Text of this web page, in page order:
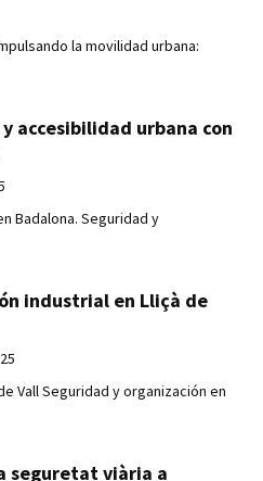
la movilidad urbana:
accesibilidad urbana con
Badalona. Seguridad y
industrial en Lliçà de
Vall Seguridad y organización en
seguretat viària a